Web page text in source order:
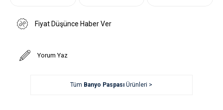
Fiyat Düşünce Haber Ver
Yorum Yaz
Tüm Banyo Paspası Ürünleri >